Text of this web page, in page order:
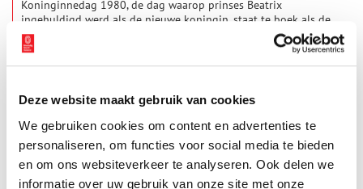
Deze website maakt gebruik van cookies
We gebruiken cookies om content en advertenties te
personaliseren, om functies voor social media te bieden
en om ons websiteverkeer te analyseren. Ook delen we
informatie over uw gebruik van onze site met onze
Koninginnedag 1980, de dag waarop prinses Beatrix
ingehuldigd werd als de nieuwe koningin, staat te boek als de
meest roemruchtige uit de Nederlandse geschiedenis. Wat een
feestelijke dag had moeten worden, mondde uit in een niet
eerder vertoonde explosie van geweld en ordeverstoringen.